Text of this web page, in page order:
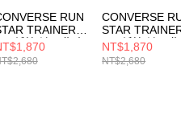
RUN
TRAINER
低筒 流星復古
動鞋 休閒鞋 男
女鞋 藍/白
CONVERSE
STAR
OX 低筒 流星復
運動鞋 休閒鞋 男
鞋 女鞋 黃/白/藍
NT$1,870
NT$2,680